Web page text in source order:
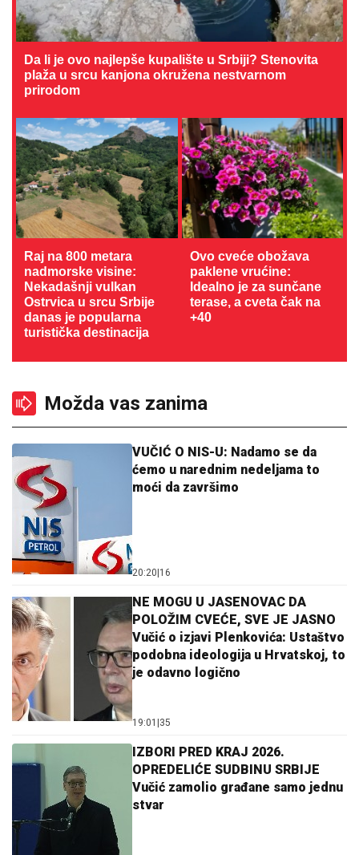
Da li je ovo najlepše kupalište u Srbiji? Stenovita
plaža u srcu kanjona okružena nestvarnom
prirodom
Raj na 800 metara
nadmorske visine:
Nekadašnji vulkan
Ostrvica u srcu Srbije
danas je popularna
turistička destinacija
Ovo cveće obožava
paklene vrućine:
Idealno je za sunčane
terase, a cveta čak na
+40
Možda vas zanima
VUČIĆ O NIS-U: Nadamo se da
ćemo u narednim nedeljama to
moći da završimo
20:20 16
NE MOGU U JASENOVAC DA
POLOŽIM CVEĆE, SVE JE JASNO
Vučić o izjavi Plenkovića: Ustaštvo
podobna ideologija u Hrvatskoj, to
je odavno logično
19:01 35
IZBORI PRED KRAJ 2026.
OPREDELIĆE SUDBINU SRBIJE
Vučić zamolio građane samo jednu
stvar